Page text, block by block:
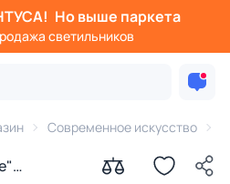
Но выше паркета
светильников
Современное искусство